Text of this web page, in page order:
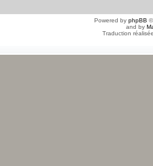
Powered by phpBB
and by
Traduction